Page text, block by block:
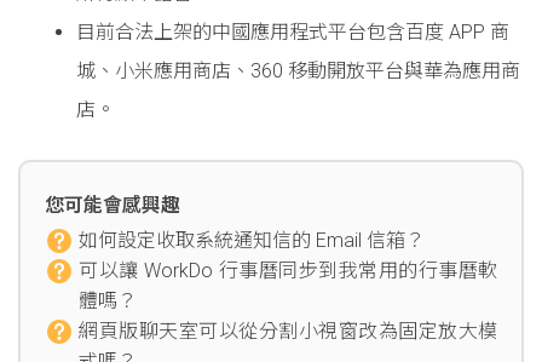
目前合法上架的中國應用程式平台包含百度 APP 商
城、小米應用商店、360 移動開放平台與華為應用商
店。
您可能會感興趣
如何設定收取系統通知信的 Email 信箱？
可以讓 WorkDo 行事曆同步到我常用的行事曆軟
體嗎？
網頁版聊天室可以從分割小視窗改為固定放大模